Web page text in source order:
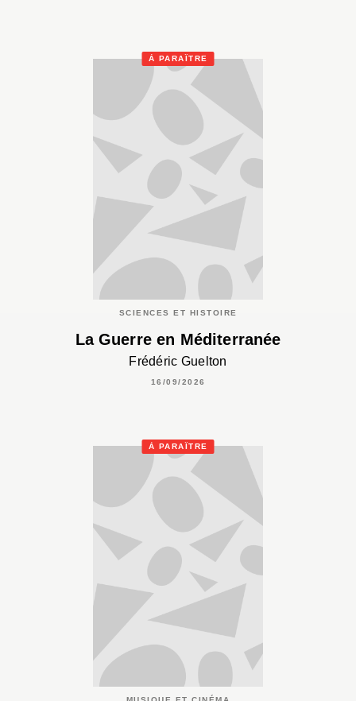
À PARAÎTRE
SCIENCES ET HISTOIRE
La Guerre en Méditerranée
Frédéric Guelton
16/09/2026
À PARAÎTRE